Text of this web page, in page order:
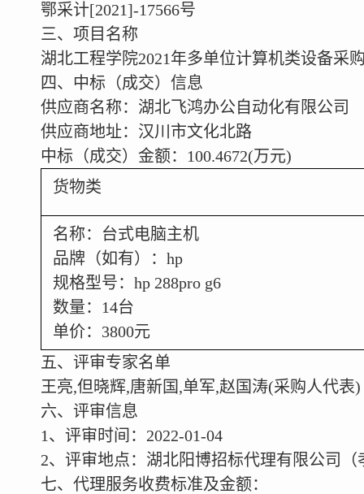
鄂采计[2021]-17566号
三、项目名称
湖北工程学院2021年多单位计算机类设备采
四、中标（成交）信息
供应商名称：湖北飞鸿办公自动化有限公司
供应商地址：汉川市文化北路
中标（成交）金额：100.4672(万元)
货物类
名称：台式电脑主机
品牌（如有）：hp
规格型号：hp 288pro g6
数量：14台
单价：3800元
五、评审专家名单
王亮,但晓辉,唐新国,单军,赵国涛(采购人代表)
六、评审信息
1、评审时间：2022-01-04
2、评审地点：湖北阳博招标代理有限公司
七、代理服务收费标准及金额：